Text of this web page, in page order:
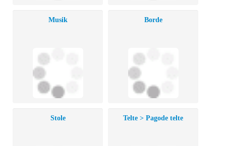
Musik Borde
Stole Telte > Pagode telte